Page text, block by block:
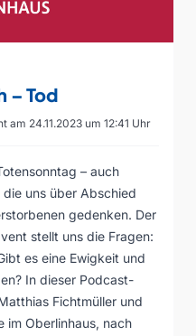
– Tod
am 24.11.2023 um 12:41 Uhr
– auch
uns über Abschied
gedenken. Der
stellt uns die Fragen:
es eine Ewigkeit und
In dieser Podcast-
Fichtmüller und
im Oberlinhaus, nach